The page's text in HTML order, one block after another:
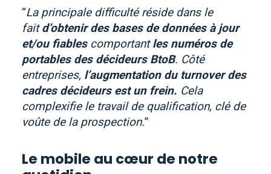
La principale difficulté réside dans le
faitd’obtenir des bases de données à jour
et/ou fiablescomportantles numéros de
portables des décideurs BtoB. Côté
entreprises, l’augmentation du turnover des
cadres décideurs est un frein. Cela
complexifie le travail de qualification, clé de
voûte de la prospection.
Le mobile au cœur de notre